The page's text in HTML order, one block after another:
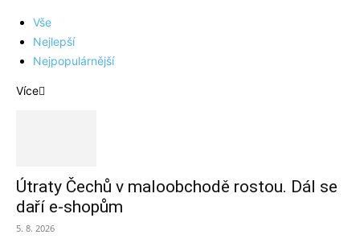
Vše
Nejlepší
Nejpopulárnější
Více
Útraty Čechů v maloobchodě rostou. Dál se
daří e-shopům
5. 8. 2026